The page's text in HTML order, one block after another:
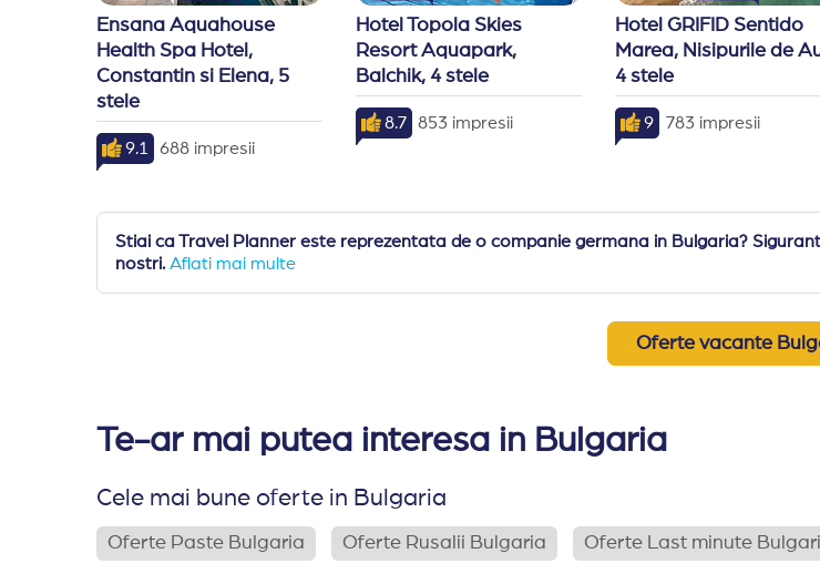
Ensana Aquahouse
Health Spa Hotel,
Constantin si Elena, 5
stele
9.1 688 impresii
Hotel Topola Skies
Resort Aquapark,
Balchik, 4 stele
8.7 853 impresii
Hotel GRIFID Sentido
Marea, Nisipurile de
4 stele
9 783 impresii
Stiai ca Travel Planner este reprezentata de o companie germana in Bulgaria?
nostri. Aflati mai multe
Oferte vacante
Te-ar mai putea interesa in Bulgaria
Cele mai bune oferte in Bulgaria
Oferte Paste Bulgaria Oferte Rusalii Bulgaria Oferte Last minute